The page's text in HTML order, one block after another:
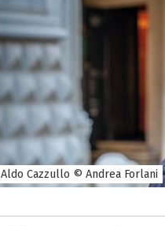
Aldo Cazzullo © Andrea Forlani